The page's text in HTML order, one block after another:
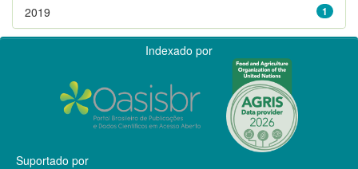
1
2019
Indexado por
Suportado por